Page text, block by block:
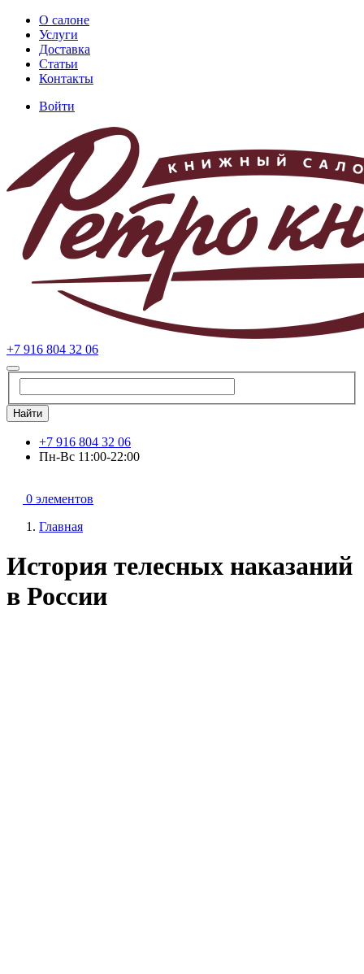
Перейти
основному
содержанию
Основная
навигация
О салоне
Услуги
Доставка
Статьи
Контакты
учётной
записи
пользователя
Войти
+7 916 804 32 06
Найти
+7 916 804 32 06
Пн-Вс 11:00-22:00
0 элементов
Главная
История телесных наказаний
в России